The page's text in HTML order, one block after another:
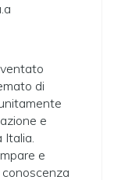
di
e
Italia.
e